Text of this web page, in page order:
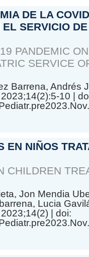
DE LA
SERVICIO
PANDEMIC
SERVICE
Barrena, Andrés
10 |
NIÑOS
CHILDREN
Jon Mendia
Lucia
| doi: